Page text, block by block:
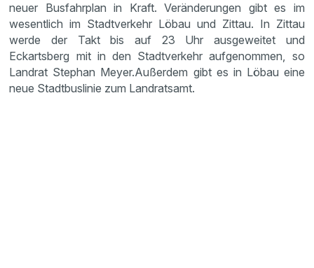
neuer Busfahrplan in Kraft. Veränderungen gibt es im
wesentlich im Stadtverkehr Löbau und Zittau. In Zittau
werde der Takt bis auf 23 Uhr ausgeweitet und
Eckartsberg mit in den Stadtverkehr aufgenommen, so
Landrat Stephan Meyer.Außerdem gibt es in Löbau eine
neue Stadtbuslinie zum Landratsamt.